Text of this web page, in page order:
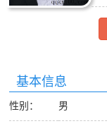
基本信息
性别： 男